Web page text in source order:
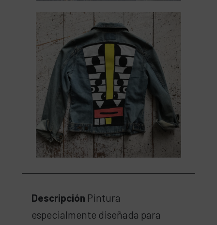
Descripción Pintura
especialmente diseñada para